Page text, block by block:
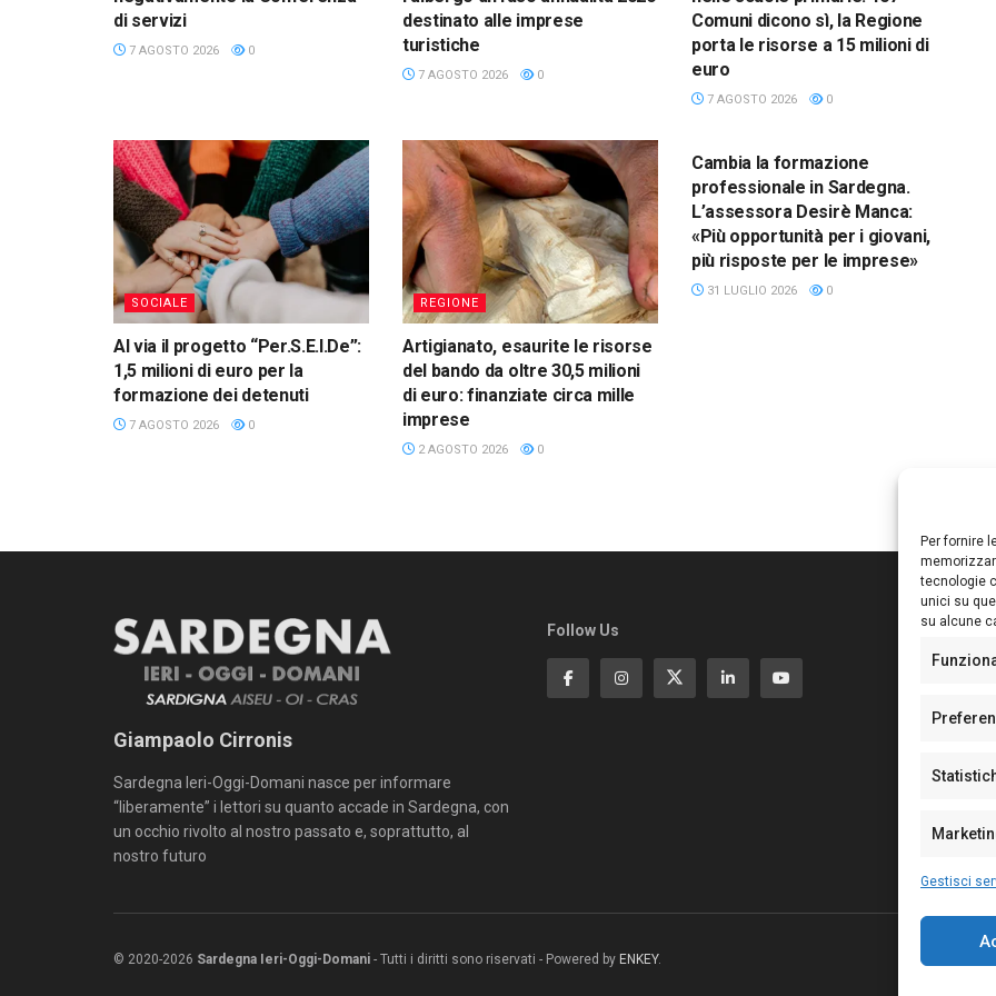
Per fornire
tecnologie
unici su
su alcune
Gestisci
di servizi
7 AGOSTO 2026 0
destinato alle imprese
turistiche
7 AGOSTO 2026 0
Comuni dicono sì, la Regione
porta le risorse a 15 milioni di
euro
7 AGOSTO 2026 0
SOCIALE
Al via il progetto “Per.S.E.I.De”:
1,5 milioni di euro per la
formazione dei detenuti
7 AGOSTO 2026 0
REGIONE
Artigianato, esaurite le risorse
del bando da oltre 30,5 milioni
di euro: finanziate circa mille
imprese
2 AGOSTO 2026 0
Cambia la formazione
professionale in Sardegna.
L’assessora Desirè Manca:
«Più opportunità per i giovani,
più risposte per le imprese»
31 LUGLIO 2026 0
Giampaolo Cirronis
Sardegna Ieri-Oggi-Domani nasce per informare
“liberamente” i lettori su quanto accade in Sardegna, con
un occhio rivolto al nostro passato e, soprattutto, al
nostro futuro
Follow Us
© 2020-2026 Sardegna Ieri-Oggi-Domani - Tutti i diritti sono riservati - Powered by ENKEY.